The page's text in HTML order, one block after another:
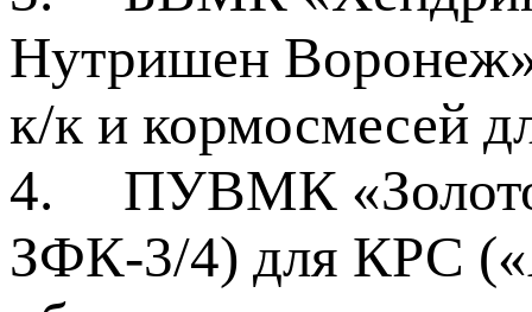
Нутришен
к/к и кормосмесей
4.
ПУВМК
ЗФК-3/4) для КРС